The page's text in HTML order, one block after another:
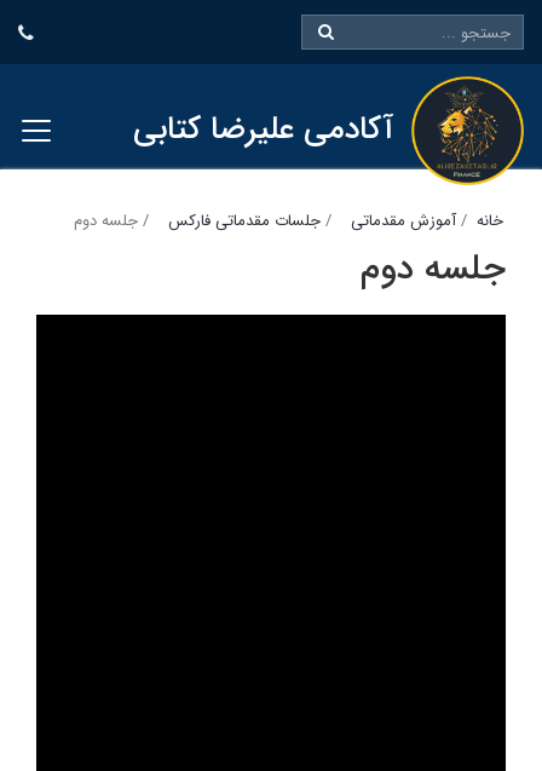
آکادمی علیرضا کتابی
خانه آموزش مقدماتی جلسات مقدماتی فارکس جلسه دوم
جلسه دوم